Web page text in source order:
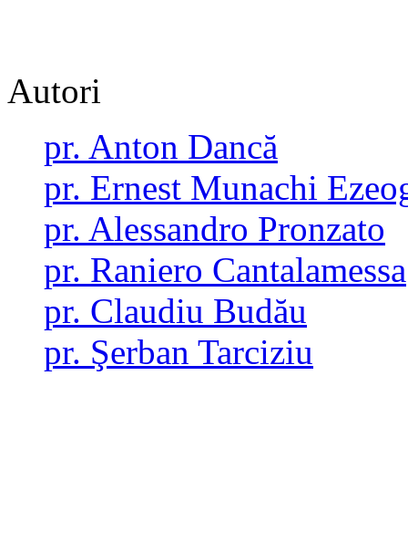
Autori
pr. Anton Dancă
pr. Ernest Munachi
pr. Alessandro Pronzato
pr. Raniero Cantalamessa
pr. Claudiu Budău
pr. Şerban Tarciziu